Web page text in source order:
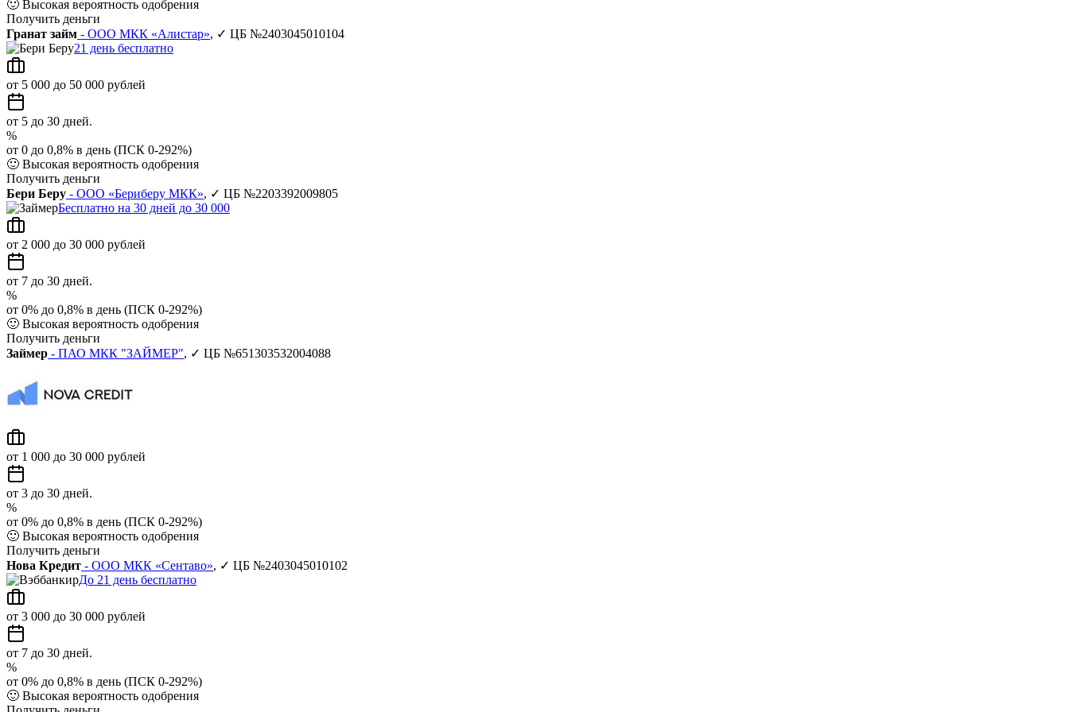
🙂 Высокая вероятность одобрения
Получить деньги
Гранат займ - ООО МКК «Алистар», ✓ ЦБ №2403045010104
21 день бесплатно
от 5 000 до 50 000 рублей
от 5 до 30 дней.
%
от 0 до 0,8% в день (ПСК 0-292%)
🙂 Высокая вероятность одобрения
Получить деньги
Бери Беру - ООО «Бериберу МКК», ✓ ЦБ №2203392009805
Бесплатно на 30 дней до 30 000
от 2 000 до 30 000 рублей
от 7 до 30 дней.
%
от 0% до 0,8% в день (ПСК 0-292%)
🙂 Высокая вероятность одобрения
Получить деньги
Займер - ПАО МКК "ЗАЙМЕР", ✓ ЦБ №651303532004088
от 1 000 до 30 000 рублей
от 3 до 30 дней.
%
от 0% до 0,8% в день (ПСК 0-292%)
🙂 Высокая вероятность одобрения
Получить деньги
Нова Кредит - ООО МКК «Сентаво», ✓ ЦБ №2403045010102
До 21 день бесплатно
от 3 000 до 30 000 рублей
от 7 до 30 дней.
%
от 0% до 0,8% в день (ПСК 0-292%)
🙂 Высокая вероятность одобрения